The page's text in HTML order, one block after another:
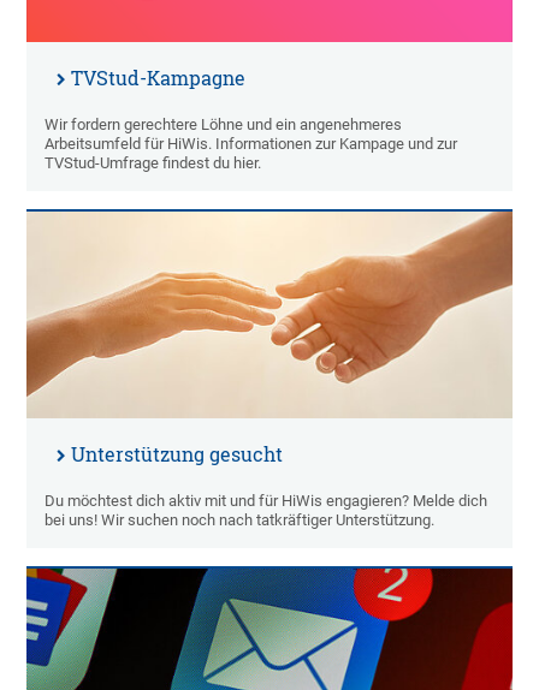
TVStud-Kampagne
Wir fordern gerechtere Löhne und ein angenehmeres
Arbeitsumfeld für HiWis. Informationen zur Kampage und zur
TVStud-Umfrage findest du hier.
Unterstützung gesucht
Du möchtest dich aktiv mit und für HiWis engagieren? Melde dich
bei uns! Wir suchen noch nach tatkräftiger Unterstützung.